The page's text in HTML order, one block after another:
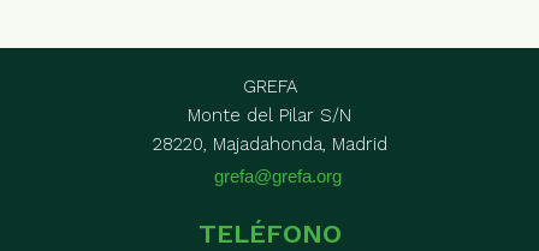
GREFA
Monte del Pilar S/N
28220, Majadahonda, Madrid
grefa@grefa.org
TELÉFONO